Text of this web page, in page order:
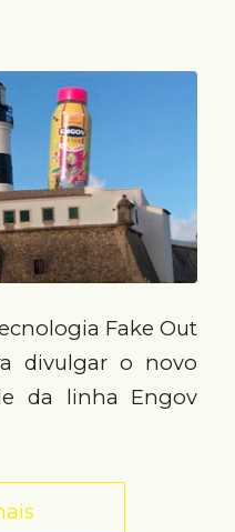
Fake Out
divulgar o novo
da linha Engov